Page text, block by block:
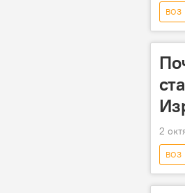
ВОЗ
2
ВОЗ